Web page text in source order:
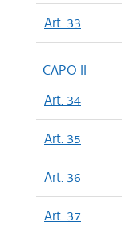
Art. 33
CAPO II
Art. 34
Art. 35
Art. 36
Art. 37